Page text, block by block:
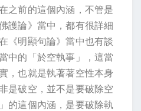
之前的這個內涵，不管是
護論》當中，都有很詳細
《明顯句論》當中也有談
中的「於空執事」，這當
，也就是執著著空性本身
是破空，並不是要破除空
的這個內涵，是要破除執